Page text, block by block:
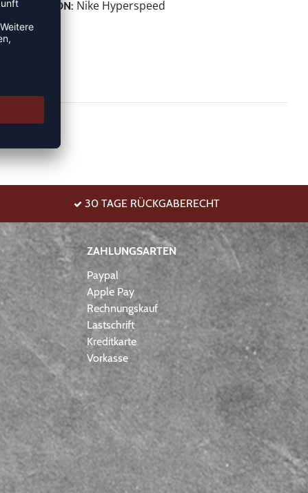
KOLLEKTION: Nike Hyperspeed
30 TAGE RÜCKGABERECHT
ZAHLUNGSARTEN
Paypal
Apple Pay
Rechnungskauf
Lastschrift
Kreditkarte
Vorkasse